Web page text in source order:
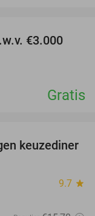
€3.000
Gratis
30%
keuzediner
9.7 star